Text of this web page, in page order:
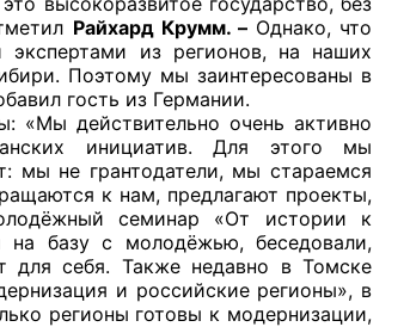
Райхард Крумм. – Однако, что
из регионов, на наших
Поэтому мы заинтересованы в
гость из Германии.
«Мы действительно очень активно
инициатив. Для этого мы
мы не грантодатели, мы стараемся
к нам, предлагают проекты,
семинар «От истории к
на базу с молодёжью, беседовали,
для себя. Также недавно в Томске
и российские регионы», в
регионы готовы к модернизации,